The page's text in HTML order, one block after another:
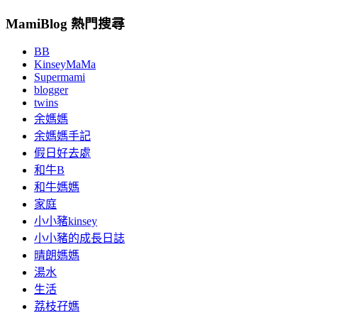
MamiBlog 熱門搜尋
BB
KinseyMaMa
Supermami
blogger
twins
余媽媽
余媽媽手記
假日好去處
和牛B
和牛媽媽
家庭
小小豬kinsey
小小豬的成長日誌
晴朗媽媽
湯水
生活
荔枝孖媽